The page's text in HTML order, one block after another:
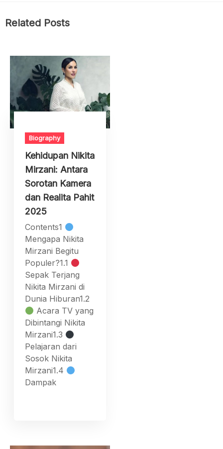
Related Posts
Biography
Kehidupan Nikita
Mirzani: Antara
Sorotan Kamera
dan Realita Pahit
2025
Contents1
Mengapa Nikita
Mirzani Begitu
Populer?1.1
Sepak Terjang
Nikita Mirzani di
Dunia Hiburan1.2
Acara TV yang
Dibintangi Nikita
Mirzani1.3
Pelajaran dari
Sosok Nikita
Mirzani1.4
Dampak